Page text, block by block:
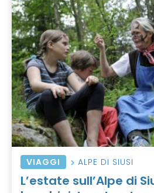
VIAGGI ALPE DI SIUSI
L’estate sull’Alpe di